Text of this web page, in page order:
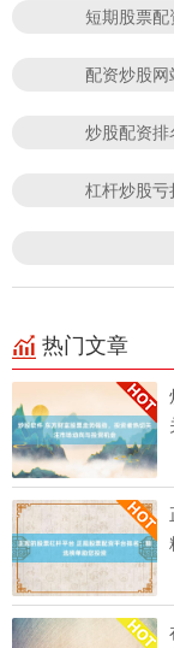
短期股票配
配资炒股网
炒股配资排
杠杆炒股亏
热门文章